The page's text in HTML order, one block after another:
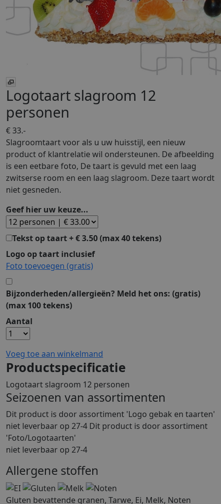
Logotaart slagroom 12
personen
€ 33.-
Slagroomtaart voor als u uw huisstijl, een nieuw
product of klantrelatie wil ondersteunen. De afbeelding
is een eetbare foto, De taart is gevuld met een laag
zwitserse room en een laag slagroom. Deze taart wordt
niet gesneden.
Geef hier uw keuze...
Tekst op taart + € 3.50 (max 40 tekens)
Logo op taart inclusief
Foto toevoegen (gratis)
Bijzonderheden/allergieën? Meld het ons: (gratis)
(max 100 tekens)
Aantal
Voeg toe aan winkelmand
Productspecificatie
Logotaart slagroom 12 personen
Seizoenen van assortimenten
Dit product is door assortiment 'Logo gebak en taarten'
niet leverbaar op 27-4 Dit product is door assortiment
'Foto/Logotaarten'
niet leverbaar op 27-4
Allergene stoffen
Gluten bevattende granen, Tarwe, Ei, Melk, Noten